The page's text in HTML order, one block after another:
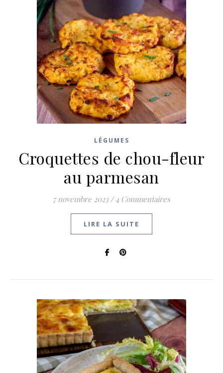
LÉGUMES
Croquettes de chou-fleur
au parmesan
7 novembre 2023 / 4 Commentaires
LIRE LA SUITE